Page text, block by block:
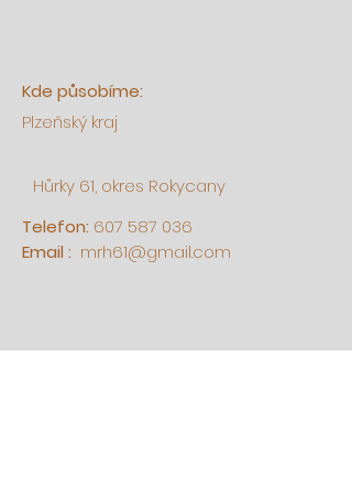
Kde působíme:
Plzeňský kraj
Hůrky 61, okres Rokycany
Telefon: 607 587 036
Email : mrh61@gmail.com